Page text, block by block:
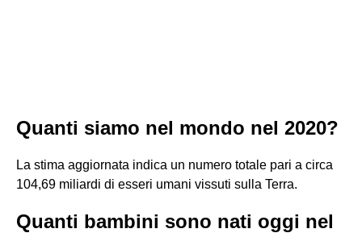
Quanti siamo nel mondo nel 2020?
La stima aggiornata indica un numero totale pari a circa
104,69 miliardi di esseri umani vissuti sulla Terra.
Quanti bambini sono nati oggi nel